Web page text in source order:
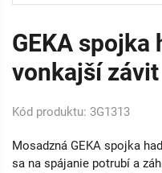
GEKA spojka
vonkajší závit
Kód produktu: 3G1313
Mosadzná GEKA spojka
sa na spájanie potrubí a